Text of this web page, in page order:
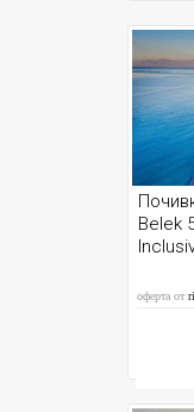
Belek
оферта от